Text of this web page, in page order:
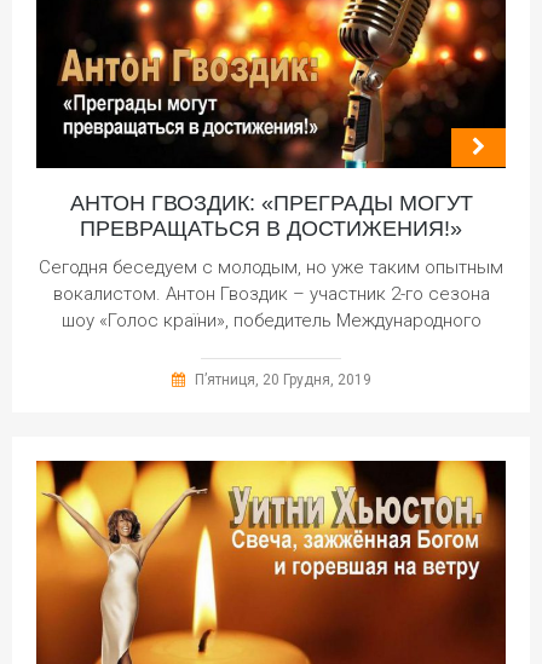
АНТОН ГВОЗДИК: «ПРЕГРАДЫ МОГУТ
ПРЕВРАЩАТЬСЯ В ДОСТИЖЕНИЯ!»
Сегодня беседуем с молодым, но уже таким опытным
вокалистом. Антон Гвоздик – участник 2-го сезона
шоу «Голос країни», победитель Международного
П’ятниця, 20 Грудня, 2019